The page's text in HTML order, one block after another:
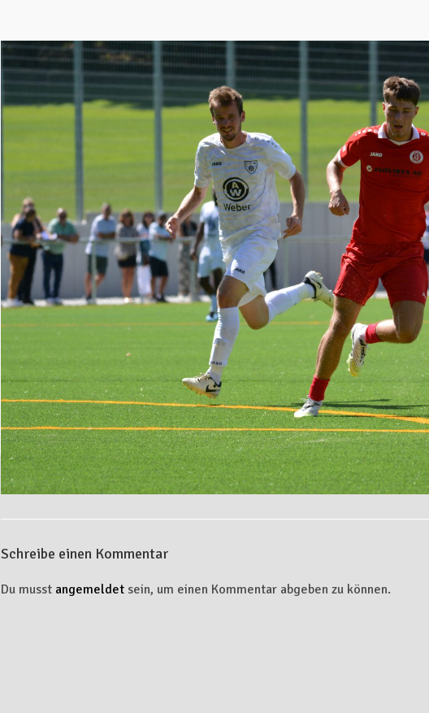
Schreibe einen Kommentar
Du musst angemeldet sein, um einen Kommentar abgeben zu können.